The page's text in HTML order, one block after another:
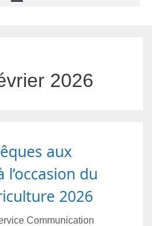
2026
aux
du
2026
Communication